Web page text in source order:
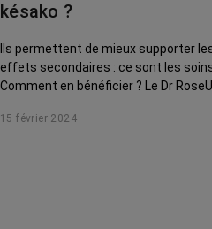
késako ?
Ils permettent de mieux supporter
effets secondaires : ce sont les
Comment en bénéficier ? Le Dr
15 février 2024